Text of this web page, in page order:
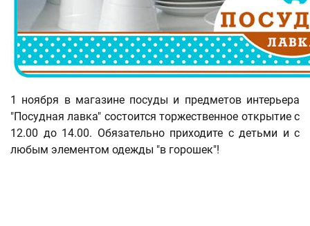
1 ноября в магазине посуды и предметов интерьера
"Посудная лавка" состоится торжественное открытие с
12.00 до 14.00. Обязательно приходите с детьми и с
любым элементом одежды "в горошек"!